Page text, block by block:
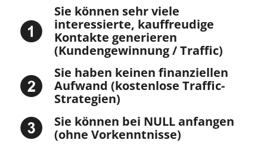
Sie können sehr viele
interessierte, kauffreudige
Kontakte generieren
(Kundengewinnung / Traffic)
Sie haben keinen finanziellen
Aufwand (kostenlose Traffic-
Strategien)
Sie können bei NULL anfangen
(ohne Vorkenntnisse)